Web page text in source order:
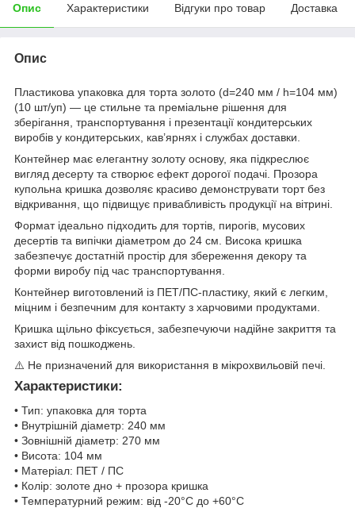
Опис Характеристики Відгуки про товар Доставка
Опис
Пластикова упаковка для торта золото (d=240 мм / h=104 мм)
(10 шт/уп) — це стильне та преміальне рішення для
зберігання, транспортування і презентації кондитерських
виробів у кондитерських, кав’ярнях і службах доставки.
Контейнер має елегантну золоту основу, яка підкреслює
вигляд десерту та створює ефект дорогої подачі. Прозора
купольна кришка дозволяє красиво демонструвати торт без
відкривання, що підвищує привабливість продукції на вітрині.
Формат ідеально підходить для тортів, пирогів, мусових
десертів та випічки діаметром до 24 см. Висока кришка
забезпечує достатній простір для збереження декору та
форми виробу під час транспортування.
Контейнер виготовлений із ПЕТ/ПС-пластику, який є легким,
міцним і безпечним для контакту з харчовими продуктами.
Кришка щільно фіксується, забезпечуючи надійне закриття та
захист від пошкоджень.
⚠️ Не призначений для використання в мікрохвильовій печі.
Характеристики:
• Тип: упаковка для торта
• Внутрішній діаметр: 240 мм
• Зовнішній діаметр: 270 мм
• Висота: 104 мм
• Матеріал: ПЕТ / ПС
• Колір: золоте дно + прозора кришка
• Температурний режим: від -20°C до +60°C